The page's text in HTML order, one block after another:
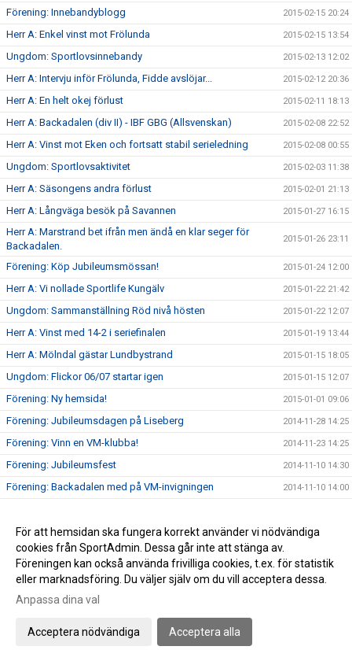
Förening: Innebandyblogg 2015-02-15 20:24
Herr A: Enkel vinst mot Frölunda 2015-02-15 13:54
Ungdom: Sportlovsinnebandy 2015-02-13 12:02
Herr A: Intervju inför Frölunda, Fidde avslöjar... 2015-02-12 20:36
Herr A: En helt okej förlust 2015-02-11 18:13
Herr A: Backadalen (div II) - IBF GBG (Allsvenskan) 2015-02-08 22:52
Herr A: Vinst mot Eken och fortsatt stabil serieledning 2015-02-08 00:55
Ungdom: Sportlovsaktivitet 2015-02-03 11:38
Herr A: Säsongens andra förlust 2015-02-01 21:13
Herr A: Långväga besök på Savannen 2015-01-27 16:15
Herr A: Marstrand bet ifrån men ändå en klar seger för
Backadalen.
2015-01-26 23:11
Förening: Köp Jubileumsmössan! 2015-01-24 12:00
Herr A: Vi nollade Sportlife Kungälv 2015-01-22 21:42
Ungdom: Sammanställning Röd nivå hösten 2015-01-22 12:07
Herr A: Vinst med 14-2 i seriefinalen 2015-01-19 13:44
Herr A: Mölndal gästar Lundbystrand 2015-01-15 18:05
Ungdom: Flickor 06/07 startar igen 2015-01-15 12:07
Förening: Ny hemsida! 2015-01-01 09:06
Förening: Jubileumsdagen på Liseberg 2014-11-28 14:25
Förening: Vinn en VM-klubba! 2014-11-23 14:25
Förening: Jubileumsfest 2014-11-10 14:30
Förening: Backadalen med på VM-invigningen 2014-11-10 14:00
Förening: Enjoyguiden snart här! 2014-10-22 14:37
Förening: Bli medlem 2014-10-17 14:38
Gå till Webbversion
För att hemsidan ska fungera korrekt använder vi nödvändiga
cookies från SportAdmin. Dessa går inte att stänga av.
Föreningen kan också använda frivilliga cookies, t.ex. för statistik
eller marknadsföring. Du väljer själv om du vill acceptera dessa.
Anpassa dina val
Acceptera nödvändiga Acceptera alla